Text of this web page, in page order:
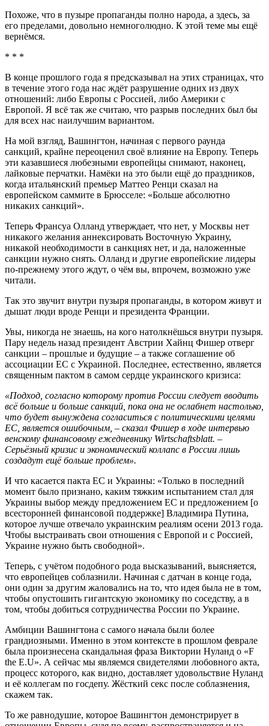
Похоже, что в пузыре пропаганды полно народа, а здесь, за
его пределами, довольно немноголюдно. К этой теме мы ещё
вернёмся.
* * *
В конце прошлого года я предсказывал на этих страницах, что
в течение этого года нас ждёт разрушение одних из двух
отношений: либо Европы с Россией, либо Америки с
Европой. Я всё так же считаю, что разрыв последних был бы
для всех нас наилучшим вариантом.
На мой взгляд, Вашингтон, начиная с первого раунда
санкций, крайне переоценил своё влияние на Европу. Теперь
эти казавшиеся любезными европейцы снимают, наконец,
лайковые перчатки. Намёки на это были ещё до праздников,
когда итальянский премьер Маттео Ренци сказал на
европейском саммите в Брюсселе: «Больше абсолютно
никаких санкций».
Теперь Франсуа Олланд утверждает, что нет, у Москвы нет
никакого желания аннексировать Восточную Украину,
никакой необходимости в санкциях нет, и да, наложенные
санкции нужно снять. Олланд и другие европейские лидеры
по-прежнему этого ждут, о чём вы, впрочем, возможно уже
читали.
Так это звучит внутри пузыря пропаганды, в котором живут и
дышат люди вроде Ренци и президента Франции.
Увы, никогда не знаешь, на кого натолкнёшься внутри пузыря.
Пару недель назад президент Австрии Хайнц Фишер отверг
санкции – прошлые и будущие – а также соглашение об
ассоциации ЕС с Украиной. Последнее, естественно, является
священным пактом в самом сердце украинского кризиса:
«Подход, согласно которому против России следует вводить
всё больше и больше санкций, пока она не ослабнет настолько,
что будет вынуждена согласиться с политическими целями
ЕС, является ошибочным, – сказал Фишер в ходе интервью
венскому финансовому ежедневнику Wirtschaftsblatt. –
Серьёзный кризис и экономический коллапс в России лишь
создадут ещё больше проблем».
И что касается пакта ЕС и Украины: «Только в последний
момент было признано, каким тяжким испытанием стал для
Украины выбор между предложением ЕС и предложением [о
всесторонней финансовой поддержке] Владимира Путина,
которое лучше отвечало украинским реалиям осени 2013 года.
Чтобы выстраивать свои отношения с Европой и с Россией,
Украине нужно быть свободной».
Теперь, с учётом подобного рода высказываний, выясняется,
что европейцев соблазнили. Начиная с датчан в конце года,
они один за другим жаловались на то, что идея была не в том,
чтобы опустошить гигантскую экономику по соседству, а в
том, чтобы добиться сотрудничества России по Украине.
Амбиции Вашингтона с самого начала были более
грандиозными. Именно в этом контексте в прошлом феврале
была произнесена скандальная фраза Виктории Нуланд о «F
the E.U». А сейчас мы являемся свидетелями любовного акта,
процесс которого, как видно, доставляет удовольствие Нуланд
и её коллегам по госдепу. Жёсткий секс после соблазнения,
скажем так.
То же равнодушие, которое Вашингтон демонстрирует в